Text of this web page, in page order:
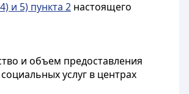
и 5) пункта 2 настоящего
и объем предоставления
услуг в центрах